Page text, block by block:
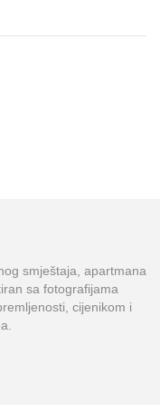
smještaja, apartmana
sa fotografijama
cijenikom i